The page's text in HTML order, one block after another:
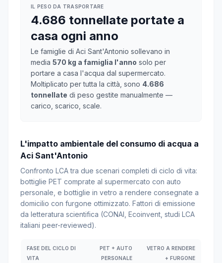
IL PESO DA TRASPORTARE
4.686 tonnellate portate a
casa ogni anno
Le famiglie di Aci Sant'Antonio sollevano in
media 570 kg a famiglia l'anno solo per
portare a casa l'acqua dal supermercato.
Moltiplicato per tutta la città, sono 4.686
tonnellate di peso gestite manualmente —
carico, scarico, scale.
L'impatto ambientale del consumo di acqua a
Aci Sant'Antonio
Confronto LCA tra due scenari completi di ciclo di vita:
bottiglie PET comprate al supermercato con auto
personale, e bottiglie in vetro a rendere consegnate a
domicilio con furgone ottimizzato. Fattori di emissione
da letteratura scientifica (CONAI, Ecoinvent, studi LCA
italiani peer-reviewed).
FASE DEL CICLO DI
VITA
PET + AUTO
PERSONALE
VETRO A RENDERE
+ FURGONE